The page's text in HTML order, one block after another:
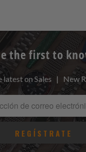
the first to
latest on Sales | New